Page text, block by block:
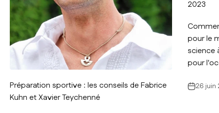
Préparation sportive : les conseils de Fabrice
Kuhn et Xavier Teychenné
2023
pour le
science
pour
26 juin